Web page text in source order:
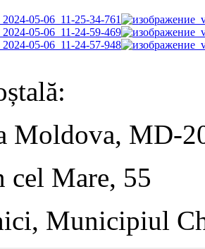
Moldova, MD-
cel Mare, 55
Municipiul